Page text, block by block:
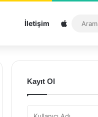
İletişim Sitemap
Kayıt Ol